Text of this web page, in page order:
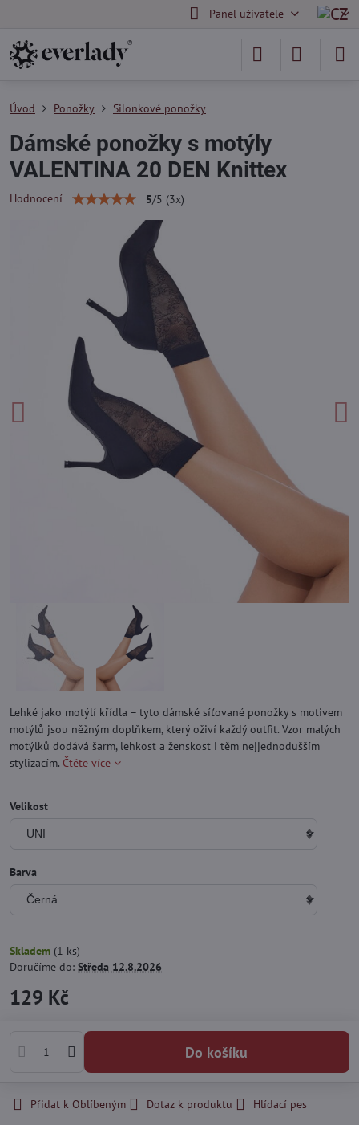
Panel uživatele
Úvod Ponožky Silonkové ponožky
Dámské ponožky s motýly
VALENTINA 20 DEN Knittex
Hodnocení 5/5 (3x)
Lehké jako motýlí křídla – tyto dámské síťované ponožky s motivem
motýlů jsou něžným doplňkem, který oživí každý outfit. Vzor malých
motýlků dodává šarm, lehkost a ženskost i těm nejjednodušším
stylizacím. Čtěte více
Velikost
Barva
Skladem (1 ks)
Doručíme do: Středa 12.8.2026
129 Kč
Do košíku
Přidat k Oblíbeným Dotaz k produktu
Hlídací pes